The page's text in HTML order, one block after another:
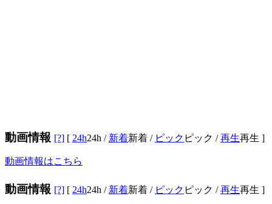
動画情報 [?] [ 24h24h / 新着新着 / ピック ピック /再生再生 ]
動画情報はこちら
動画情報 [?] [ 24h24h / 新着新着 / ピック ピック /再生再生 ]